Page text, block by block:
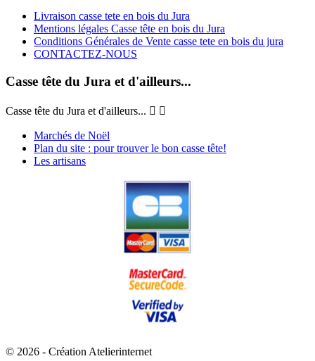
Livraison casse tete en bois du Jura
Mentions légales Casse tête en bois du Jura
Conditions Générales de Vente casse tete en bois du jura
CONTACTEZ-NOUS
Casse tête du Jura et d'ailleurs...
Casse tête du Jura et d'ailleurs...  
Marchés de Noël
Plan du site : pour trouver le bon casse tête!
Les artisans
© 2026 - Création Atelierinternet